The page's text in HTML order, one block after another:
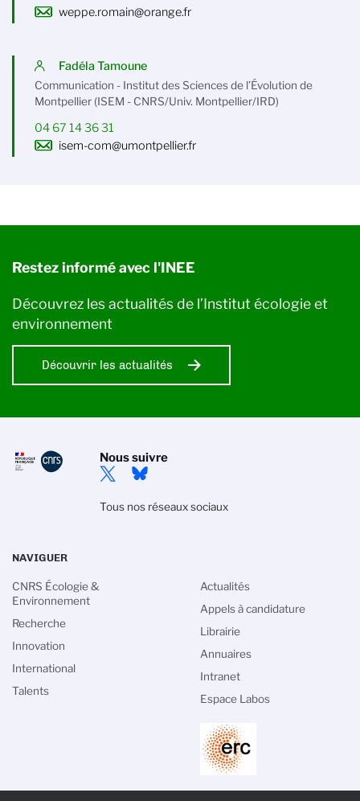
weppe.romain@orange.fr
Fadéla Tamoune
Communication - Institut des Sciences de l’Évolution de
Montpellier (ISEM - CNRS/Univ. Montpellier/IRD)
04 67 14 36 31
isem-com@umontpellier.fr
Restez informé avec l'INEE
Découvrez les actualités de l’Institut écologie et
environnement
Découvrir les actualités
Nous suivre
Tous nos réseaux sociaux
NAVIGUER
CNRS Écologie &
Environnement
Recherche
Innovation
International
Talents
Actualités
Appels à candidature
Librairie
Annuaires
Intranet
Espace Labos